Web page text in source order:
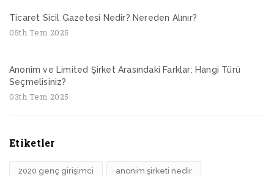
Ticaret Sicil Gazetesi Nedir? Nereden Alınır?
05th Tem 2025
Anonim ve Limited Şirket Arasındaki Farklar: Hangi Türü
Seçmelisiniz?
03th Tem 2025
Etiketler
2020 genç girişimci anonim şirketi nedir